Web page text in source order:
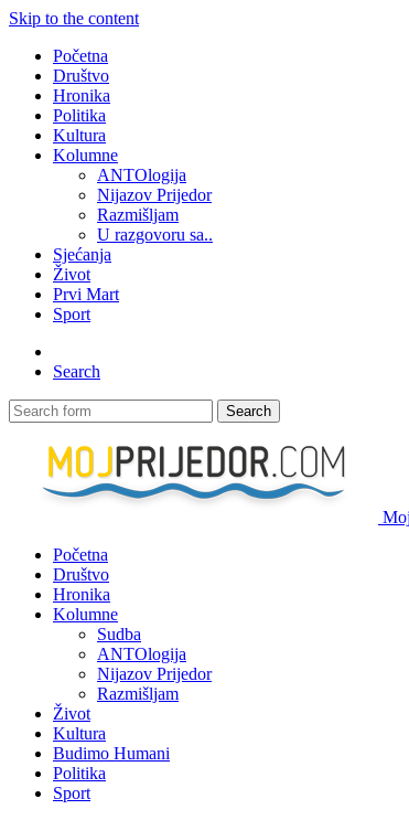
Skip to the content
Početna
Društvo
Hronika
Politika
Kultura
Kolumne
ANTOlogija
Nijazov Prijedor
Razmišljam
U razgovoru sa..
Sjećanja
Život
Prvi Mart
Sport
Search
Search
Početna
Društvo
Hronika
Kolumne
Sudba
ANTOlogija
Nijazov Prijedor
Razmišljam
Život
Kultura
Budimo Humani
Politika
Sport